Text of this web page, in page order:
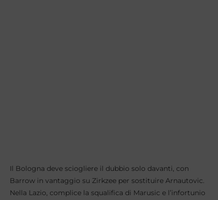
Il Bologna deve sciogliere il dubbio solo davanti, con
Barrow in vantaggio su Zirkzee per sostituire Arnautovic.
Nella Lazio, complice la squalifica di Marusic e l’infortunio